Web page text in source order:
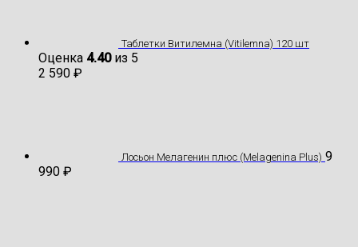
Таблетки Витилемна (Vitilemna) 120 шт
Оценка 4.40из 5
2 590 ₽
Лосьон Мелагенин плюс (Melagenina Plus) 9
990 ₽